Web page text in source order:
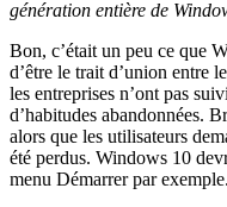
génération entière de
Bon, c’était un peu ce que
d’être le trait d’union entre
les entreprises n’ont pas
d’habitudes abandonnées.
alors que les utilisateurs
été perdus. Windows 10
menu Démarrer par exemple.